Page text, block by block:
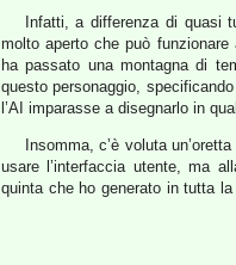
Infatti, a differenza di quasi
molto aperto che può
ha passato una montagna di
questo personaggio,
l’AI imparasse a disegnarlo in
Insomma, c’è voluta
usare l’interfaccia utente, ma
quinta che ho generato in tutta